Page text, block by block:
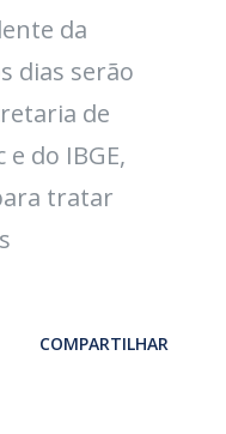
da
dias serão
de
do IBGE,
tratar
COMPARTILHAR